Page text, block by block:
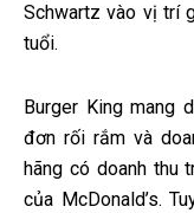
Schwartz vào vị trí
tuổi.
Burger King mang
đơn rối rắm và
hãng có doanh thu
của McDonald’s.